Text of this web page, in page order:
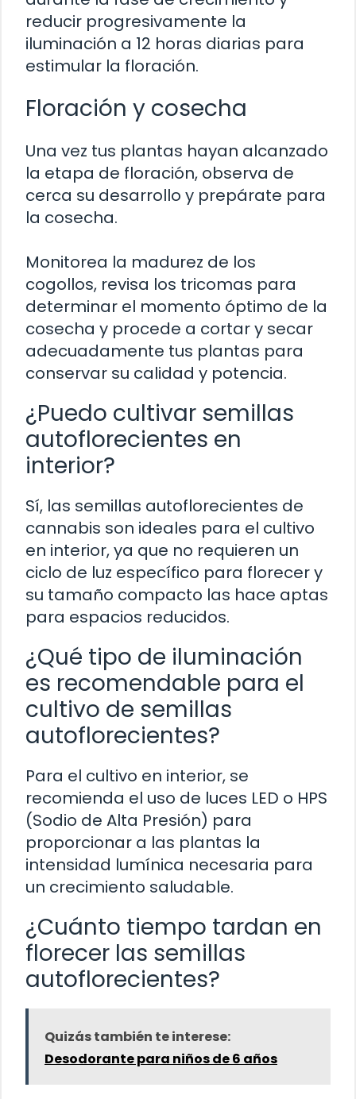
reducir progresivamente la
iluminación a 12 horas diarias para
estimular la floración.
Floración y cosecha
Una vez tus plantas hayan alcanzado
la etapa de floración, observa de
cerca su desarrollo y prepárate para
la cosecha.
Monitorea la madurez de los
cogollos, revisa los tricomas para
determinar el momento óptimo de la
cosecha y procede a cortar y secar
adecuadamente tus plantas para
conservar su calidad y potencia.
¿Puedo cultivar semillas
autoflorecientes en
interior?
Sí, las semillas autoflorecientes de
cannabis son ideales para el cultivo
en interior, ya que no requieren un
ciclo de luz específico para florecer y
su tamaño compacto las hace aptas
para espacios reducidos.
¿Qué tipo de iluminación
es recomendable para el
cultivo de semillas
autoflorecientes?
Para el cultivo en interior, se
recomienda el uso de luces LED o HPS
(Sodio de Alta Presión) para
proporcionar a las plantas la
intensidad lumínica necesaria para
un crecimiento saludable.
¿Cuánto tiempo tardan en
florecer las semillas
autoflorecientes?
Quizás también te interese:
Desodorante para niños de 6 años